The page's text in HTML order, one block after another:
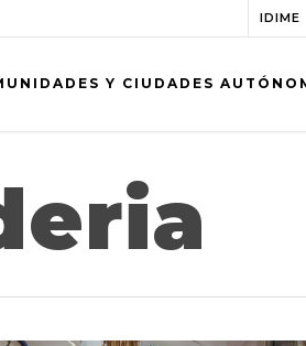
IDIME
Y CIUDADES